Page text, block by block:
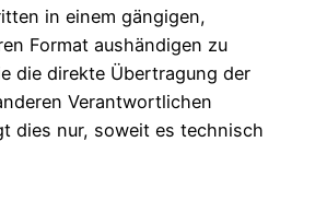
in einem gängigen,
Format aushändigen zu
die direkte Übertragung der
Verantwortlichen
dies nur, soweit es technisch